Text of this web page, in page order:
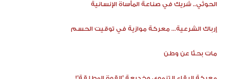
الحوثي.. شريك في صناعة المأساة الإنسانية
إرباك الشرعية... معركة موازية في توقيت الحسم
مات بحثًا عن وطن